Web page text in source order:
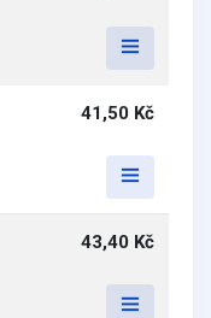
41,50 Kč
43,40 Kč